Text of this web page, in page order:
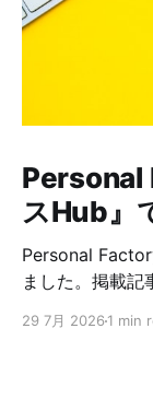
Personal
スHub』
Personal
ました。掲載記
29 7月 2026 1 min